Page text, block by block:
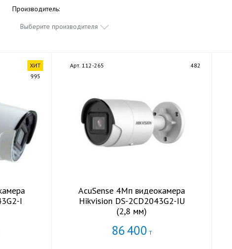
Производитель:
Выберите производителя
ХИТ
995
I
Арт. 112-265 482
AcuSense 4Мп видеокамера
Hikvision DS-2CD2043G2-IU
(2,8 мм)
86400 Т